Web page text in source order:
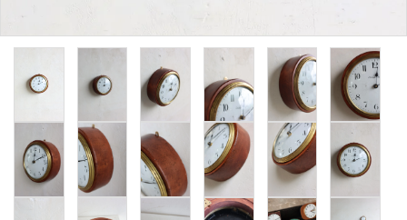
卸販売
デザイナーまとめ
アフターケア
メンテナンスについて